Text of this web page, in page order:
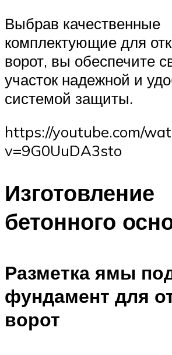
Выбрав качественные
комплектующие для
ворот, вы обеспечите
участок надежной и
системой защиты.
https://youtube.com/
v=9G0UuDA3sto
Изготовление
бетонного
Разметка ямы
фундамент для
ворот